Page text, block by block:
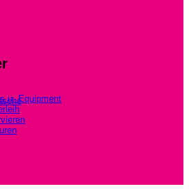
u. Equipment